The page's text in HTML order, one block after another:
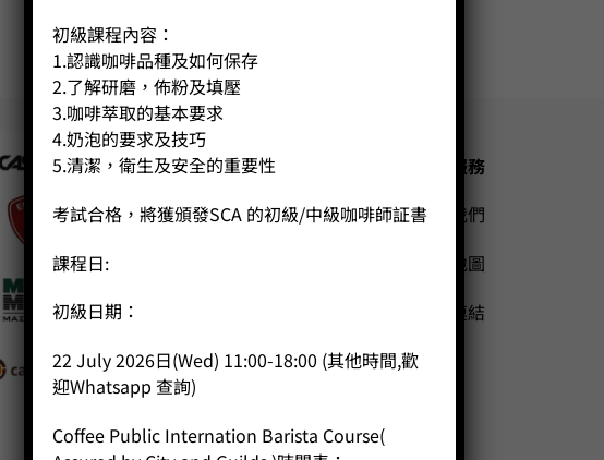
公司
主頁
客戶服務
聯絡我們
網站地圖
友站連結
初級課程內容：
1.認識咖啡品種及如何保存
2.了解研磨，佈粉及填壓
3.咖啡萃取的基本要求
4.奶泡的要求及技巧
5.清潔，衛生及安全的重要性
考試合格，將獲頒發SCA 的初級/中級咖啡師証書
課程日:
初級日期：
22 July 2026日(Wed) 11:00-18:00 (其他時間,歡
迎Whatsapp 查詢)
Coffee Public Internation Barista Course(